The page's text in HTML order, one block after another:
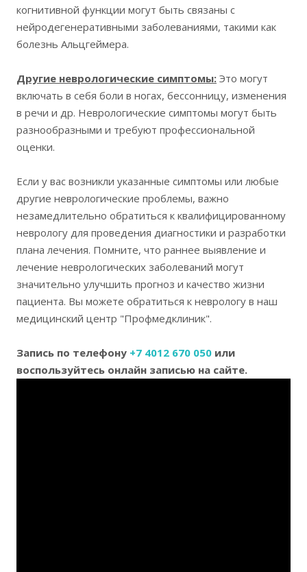
когнитивной функции могут быть связаны с
нейродегенеративными заболеваниями, такими как
болезнь Альцгеймера.
Другие неврологические симптомы: Это могут
включать в себя боли в ногах, бессонницу, изменения
в речи и др. Неврологические симптомы могут быть
разнообразными и требуют профессиональной
оценки.
Если у вас возникли указанные симптомы или любые
другие неврологические проблемы, важно
незамедлительно обратиться к квалифицированному
неврологу для проведения диагностики и разработки
плана лечения. Помните, что раннее выявление и
лечение неврологических заболеваний могут
значительно улучшить прогноз и качество жизни
пациента. Вы можете обратиться к неврологу в наш
медицинский центр "Профмедклиник".
Запись по телефону +7 4012 670 050 или
воспользуйтесь онлайн записью на сайте.